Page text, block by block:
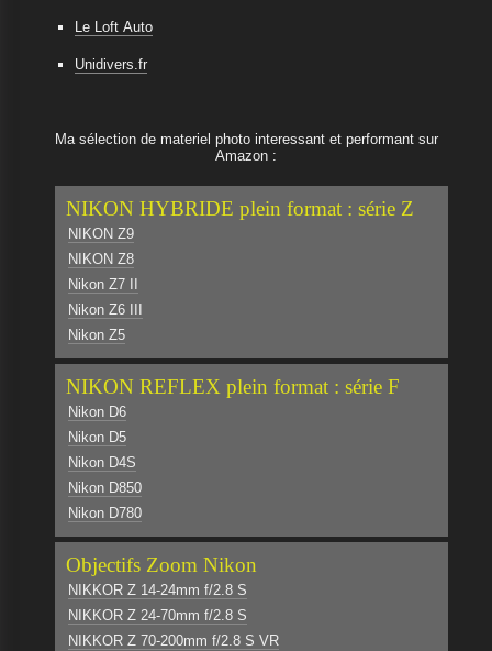
Le Loft Auto
Unidivers.fr
Ma sélection de materiel photo interessant et performant sur
Amazon :
NIKON HYBRIDE plein format : série Z
NIKON Z9
NIKON Z8
Nikon Z7 II
Nikon Z6 III
Nikon Z5
NIKON REFLEX plein format : série F
Nikon D6
Nikon D5
Nikon D4S
Nikon D850
Nikon D780
Objectifs Zoom Nikon
NIKKOR Z 14-24mm f/2.8 S
NIKKOR Z 24-70mm f/2.8 S
NIKKOR Z 70-200mm f/2.8 S VR